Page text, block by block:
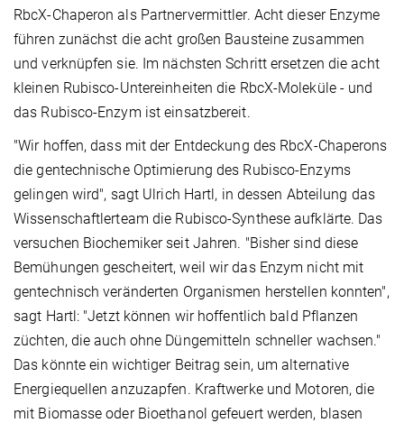
RbcX-Chaperon als Partnervermittler. Acht dieser Enzyme
führen zunächst die acht großen Bausteine zusammen
und verknüpfen sie. Im nächsten Schritt ersetzen die acht
kleinen Rubisco-Untereinheiten die RbcX-Moleküle - und
das Rubisco-Enzym ist einsatzbereit.
"Wir hoffen, dass mit der Entdeckung des RbcX-Chaperons
die gentechnische Optimierung des Rubisco-Enzyms
gelingen wird", sagt Ulrich Hartl, in dessen Abteilung das
Wissenschaftlerteam die Rubisco-Synthese aufklärte. Das
versuchen Biochemiker seit Jahren. "Bisher sind diese
Bemühungen gescheitert, weil wir das Enzym nicht mit
gentechnisch veränderten Organismen herstellen konnten",
sagt Hartl: "Jetzt können wir hoffentlich bald Pflanzen
züchten, die auch ohne Düngemitteln schneller wachsen."
Das könnte ein wichtiger Beitrag sein, um alternative
Energiequellen anzuzapfen. Kraftwerke und Motoren, die
mit Biomasse oder Bioethanol gefeuert werden, blasen